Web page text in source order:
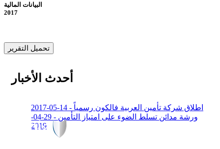
البيانات المالية
2017
تحميل التقرير
أحدث الأخبار
اطلاق شركة تأمين العربية فالكون رسمياً - 14-05-2017
ورشة مدائن تسلط الضوء على امتياز التأمين - 29-04-
2019